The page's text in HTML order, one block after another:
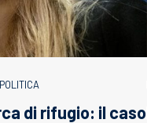
POLITICA
di rifugio: il caso